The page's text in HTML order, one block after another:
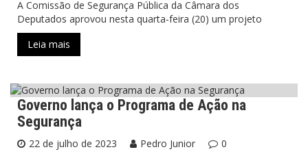
A Comissão de Segurança Pública da Câmara dos
Deputados aprovou nesta quarta-feira (20) um projeto
Leia mais
Política
Governo lança o Programa de Ação na
Segurança
22 de julho de 2023 Pedro Junior
0